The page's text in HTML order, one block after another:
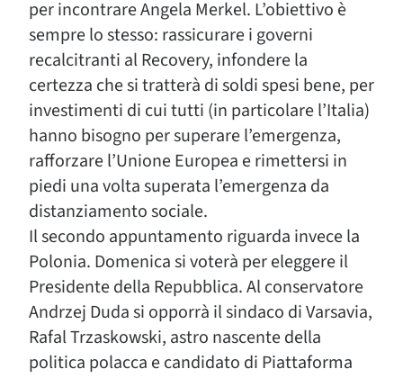
per incontrare Angela Merkel. L’obiettivo è
sempre lo stesso: rassicurare i governi
recalcitranti al Recovery, infondere la
certezza che si tratterà di soldi spesi bene, per
investimenti di cui tutti (in particolare l’Italia)
hanno bisogno per superare l’emergenza,
rafforzare l’Unione Europea e rimettersi in
piedi una volta superata l’emergenza da
distanziamento sociale.
Il secondo appuntamento riguarda invece la
Polonia. Domenica si voterà per eleggere il
Presidente della Repubblica. Al conservatore
Andrzej Duda si opporrà il sindaco di Varsavia,
Rafal Trzaskowski, astro nascente della
politica polacca e candidato di Piattaforma